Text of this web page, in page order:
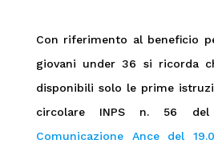
Con riferimento al beneficio
giovani under 36 si ricorda
disponibili solo le prime
circolare INPS n. 56 del
Comunicazione Ance del